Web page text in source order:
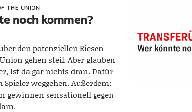
THE UNION
noch kommen?
den potenziellen Riesen-
gehen steil. Aber glauben
ist da gar nichts dran. Dafür
weggehen. Außerdem:
gewinnen sensationell gegen